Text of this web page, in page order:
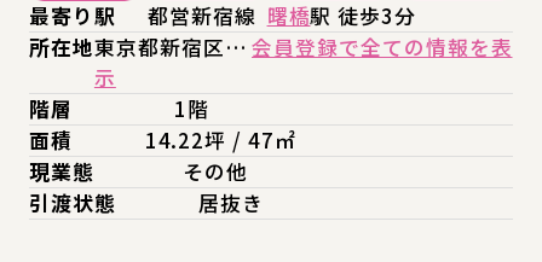
最寄り駅 都営新宿線 曙橋駅 徒歩3分
所在地東京都新宿区… 会員登録で全ての情報を表
示
階層
1階
面積
14.22坪 / 47㎡
現業態
その他
引渡状態
居抜き